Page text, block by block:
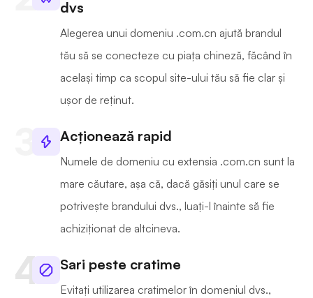
dvs
Alegerea unui domeniu .com.cn ajută brandul
tău să se conecteze cu piața chineză, făcând în
același timp ca scopul site-ului tău să fie clar și
ușor de reținut.
Acționează rapid
Numele de domeniu cu extensia .com.cn sunt la
mare căutare, așa că, dacă găsiți unul care se
potrivește brandului dvs., luați-l înainte să fie
achiziționat de altcineva.
Sari peste cratime
Evitați utilizarea cratimelor în domeniul dvs.,